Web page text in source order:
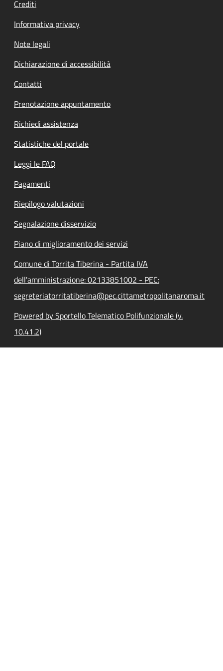
Crediti
Informativa privacy
Note legali
Dichiarazione di accessibilità
Contatti
Prenotazione appuntamento
Richiedi assistenza
Statistiche del portale
Leggi le FAQ
Pagamenti
Riepilogo valutazioni
Segnalazione disservizio
Piano di miglioramento dei servizi
Comune di Torrita Tiberina - Partita IVA
dell'amministrazione: 02133851002 - PEC:
segreteriatorritatiberina@pec.cittametropolitanaroma.it
Powered by Sportello Telematico Polifunzionale (v.
10.41.2)